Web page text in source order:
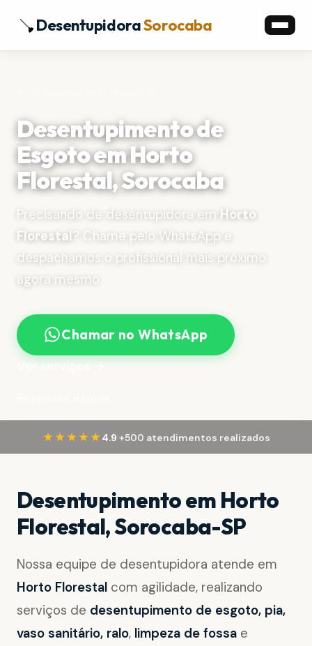
DesentupidoraSorocaba
Desentupimento de
Esgoto em Horto
Florestal, Sorocaba
Precisando de desentupidora em Horto
Florestal ? Chame pelo WhatsApp e
despachamos o profissional mais próximo
agora mesmo.
Chamar no WhatsApp
Ver serviços →
★★★★★ 4.9·+500 atendimentos realizados
Desentupimento em Horto
Florestal, Sorocaba-SP
Nossa equipe de desentupidora atende em
Horto Florestal com agilidade, realizando
serviços de desentupimento de esgoto, pia,
vaso sanitário, ralo, limpeza de fossa e